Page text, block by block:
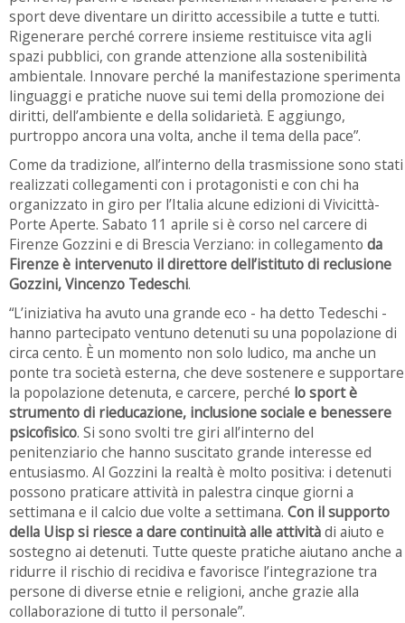
sport deve diventare un diritto accessibile a tutte e tutti.
Rigenerare perché correre insieme restituisce vita agli
spazi pubblici, con grande attenzione alla sostenibilità
ambientale. Innovare perché la manifestazione sperimenta
linguaggi e pratiche nuove sui temi della promozione dei
diritti, dell’ambiente e della solidarietà. E aggiungo,
purtroppo ancora una volta, anche il tema della pace”.
Come da tradizione, all’interno della trasmissione sono stati
realizzati collegamenti con i protagonisti e con chi ha
organizzato in giro per l’Italia alcune edizioni di Vivicittà-
Porte Aperte. Sabato 11 aprile si è corso nel carcere di
Firenze Gozzini e di Brescia Verziano: in collegamento da
Firenze è intervenuto il direttore dell’istituto di reclusione
Gozzini, Vincenzo Tedeschi.
“L’iniziativa ha avuto una grande eco - ha detto Tedeschi -
hanno partecipato ventuno detenuti su una popolazione di
circa cento. È un momento non solo ludico, ma anche un
ponte tra società esterna, che deve sostenere e supportare
la popolazione detenuta, e carcere, perché lo sport è
strumento di rieducazione, inclusione sociale e benessere
psicofisico. Si sono svolti tre giri all’interno del
penitenziario che hanno suscitato grande interesse ed
entusiasmo. Al Gozzini la realtà è molto positiva: i detenuti
possono praticare attività in palestra cinque giorni a
settimana e il calcio due volte a settimana. Con il supporto
della Uisp si riesce a dare continuità alle attivitàdi aiuto e
sostegno ai detenuti. Tutte queste pratiche aiutano anche a
ridurre il rischio di recidiva e favorisce l’integrazione tra
persone di diverse etnie e religioni, anche grazie alla
collaborazione di tutto il personale”.